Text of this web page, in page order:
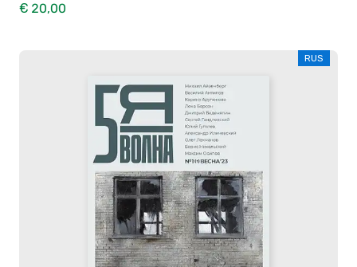
€ 20,00
RUS